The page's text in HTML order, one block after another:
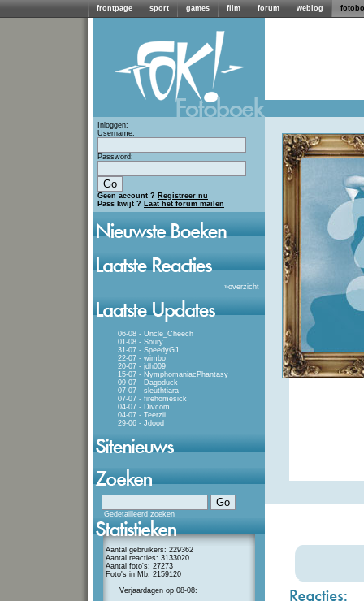
frontpage sport games film forum weblog
Inloggen:
Username:
Password:
Geen account ? Registreer nu
Pass kwijt ? Laat het forum mailen
»overzicht
06-08 - Uncle_Cheech
01-08 - Soury
31-07 - SpeedyGJ
22-07 - wimbo
20-07 - jdh009
15-07 - NymphomaniacPhantasy
09-07 - Dagoduck
07-07 - sleuthtiara
07-07 - firehomesick
04-07 - Divcom
04-07 - Teerzii
29-06 - Jdood
Gedetailleerd zoeken
Aantal gebruikers: 229362
Aantal reacties: 3133020
Aantal foto's: 27273
Foto's in Mb: 2159120
Verjaardagen op 08-08: